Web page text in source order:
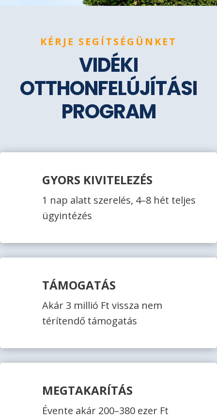
KÉRJE SEGÍTSÉGÜNKET
VIDÉKI
OTTHONFELÚJÍTÁSI
PROGRAM
GYORS KIVITELEZÉS
1 nap alatt szerelés, 4–8 hét teljes
ügyintézés
TÁMOGATÁS
Akár 3 millió Ft vissza nem
térítendő támogatás
MEGTAKARÍTÁS
Évente akár 200–380 ezer Ft